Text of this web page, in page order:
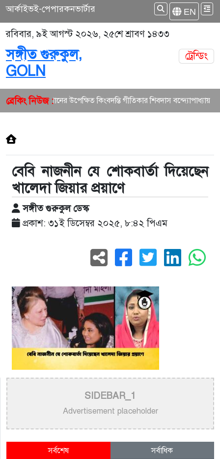
আর্কাইভই-পেপারকনভার্টার EN
রবিবার, ৯ই আগস্ট ২০২৬, ২৫শে শ্রাবণ ১৪৩৩
সঙ্গীত গুরুকুল,
GOLN
ট্রেন্ডিং
ব্রেকিং নিউজ :
বাংলা গানের উপেক্ষিত কিংবদন্তি গীতিকার শিবদাস বন্দ্যোপাধ্যায়
বেবি নাজনীন যে শোকবার্তা দিয়েছেন
খালেদা জিয়ার প্রয়াণে
সঙ্গীত গুরুকুল ডেস্ক
প্রকাশ: ৩১ই ডিসেম্বর ২০২৫, ৮:৪২ পিএম
SIDEBAR_1
Advertisement placeholder
সর্বশেষ সর্বাধিক